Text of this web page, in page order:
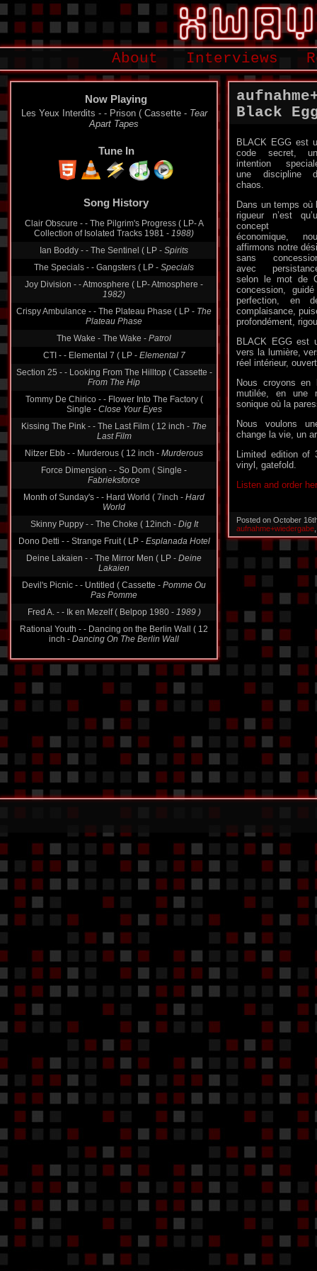
About Interviews
Now Playing
Les Yeux Interdits - - Prison ( Cassette - Tear
Apart Tapes
Tune In
Clair Obscure - - The Pilgrim's Progress ( LP- A
Collection of Isolated Tracks 1981 -1988)
Ian Boddy - - The Sentinel ( LP - Spirits
The Specials - - Gangsters ( LP -
Specials
Joy Division - - Atmosphere ( LP- Atmosphere -
1982)
Crispy Ambulance - - The Plateau Phase ( LP -
Plateau Phase
The Wake - The Wake -
CTI - - Elemental 7 ( LP -Elemental 7
Section 25 - - Looking From The Hilltop ( Cassette -
From The Hip
Tommy De Chirico - - Flower Into The Factory (
Single -
Close Your Eyes
Kissing The Pink - - The Last Film ( 12 inch -
Last Film
Nitzer Ebb - - Murderous ( 12 inch -
Force Dimension - - So Dom ( Single -
Fabrieksforce
Month of Sunday's - - Hard World ( 7inch -
World
Skinny Puppy - - The Choke ( 12inch -
Dono Detti - - Strange Fruit ( LP - Esplanada Hotel
Deine Lakaien - - The Mirror Men ( LP -Deine
Lakaien
Devil's Picnic - - Untitled ( Cassette -
Pas Pomme
Fred A. - - Ik en Mezelf ( Belpop 1980 -
Rational Youth - - Dancing on the Berlin Wall ( 12
inch -Dancing On The Berlin Wall
Black
BLACK EGG est
code secret,
intention
une discipline
chaos.
Dans un temps où
rigueur n’est
concept
économique,
affirmons notre
sans
avec
selon le mot de
concession,
perfection, en
complaisance,
profondément,
BLACK EGG est
vers la lumière,
réel intérieur,
Nous croyons en
mutilée, en une
sonique où la
Nous voulons
change la vie, un
Limited edition of
vinyl, gatefold.
Listen and order
Posted on October
aufnahme+wiedergabe